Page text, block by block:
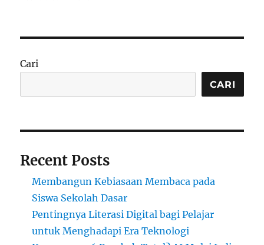
di
Cari
CARI
Recent Posts
Membangun Kebiasaan Membaca pada
Siswa Sekolah Dasar
Pentingnya Literasi Digital bagi Pelajar
untuk Menghadapi Era Teknologi